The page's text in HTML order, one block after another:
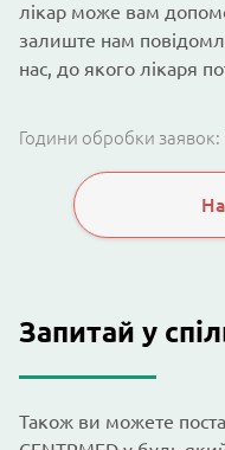
лікар може вам
залиште нам
нас, до якого лікаря
Години обробки заявок:
Запитай у
Також ви можете